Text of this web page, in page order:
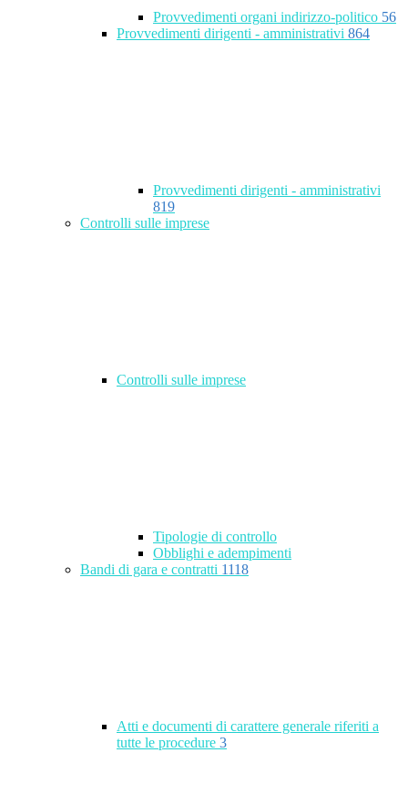
Provvedimenti organi indirizzo-politico 56
Provvedimenti dirigenti - amministrativi 864
Provvedimenti dirigenti - amministrativi
819
Controlli sulle imprese
Controlli sulle imprese
Tipologie di controllo
Obblighi e adempimenti
Bandi di gara e contratti 1118
Atti e documenti di carattere generale riferiti a
tutte le procedure 3